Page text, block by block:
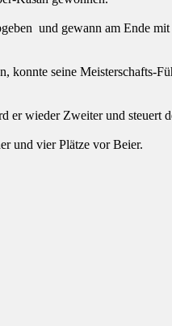
und gewann am Ende
konnte seine Meisterschafts-
er wieder Zweiter und steuert
und vier Plätze vor Beier.